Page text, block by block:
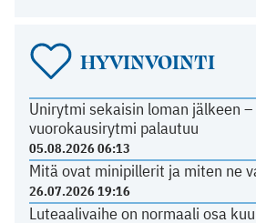
HYVINVOINTI
Unirytmi sekaisin loman jälkeen –
vuorokausirytmi palautuu
05.08.2026 06:13
Mitä ovat minipillerit ja miten ne
26.07.2026 19:16
Luteaalivaihe on normaali osa